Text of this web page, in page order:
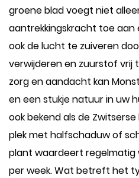
groene blad voegt niet
aantrekkingskracht toe aan
ook de lucht te zuiveren
verwijderen en zuurstof vrij
zorg en aandacht kan
en een stukje natuur in uw
ook bekend als de
plek met halfschaduw of
plant waardeert regelmatig
per week. Wat betreft het